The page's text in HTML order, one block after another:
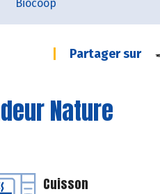
Biocoop
Partager sur
Nature
Cuisson